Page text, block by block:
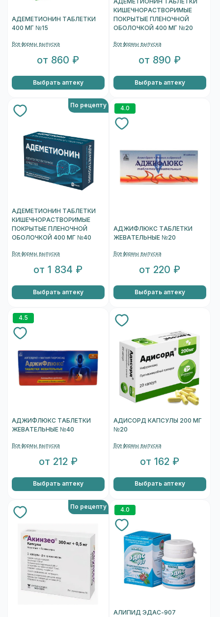
АДЕМЕТИОНИН ТАБЛЕТКИ
400 МГ №15
Все формы выпуска
от 860 ₽
Выбрать аптеку
АДЕМЕТИОНИН ТАБЛЕТКИ
КИШЕЧНОРАСТВОРИМЫЕ
ПОКРЫТЫЕ ПЛЕНОЧНОЙ
ОБОЛОЧКОЙ 400 МГ №20
Все формы выпуска
от 890 ₽
Выбрать аптеку
По рецепту
АДЕМЕТИОНИН ТАБЛЕТКИ
КИШЕЧНОРАСТВОРИМЫЕ
ПОКРЫТЫЕ ПЛЕНОЧНОЙ
ОБОЛОЧКОЙ 400 МГ №40
Все формы выпуска
от 1 834 ₽
Выбрать аптеку
4.0
АДЖИФЛЮКС ТАБЛЕТКИ
ЖЕВАТЕЛЬНЫЕ №20
Все формы выпуска
от 220 ₽
Выбрать аптеку
4.5
АДЖИФЛЮКС ТАБЛЕТКИ
ЖЕВАТЕЛЬНЫЕ №40
Все формы выпуска
от 212 ₽
Выбрать аптеку
АДИСОРД КАПСУЛЫ 200 МГ
№20
Все формы выпуска
от 162 ₽
Выбрать аптеку
По рецепту 4.0
АЛИПИД ЭДАС-907